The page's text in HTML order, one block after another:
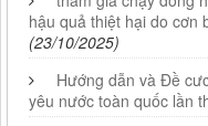
hậu quả thiệt hại do cơn
(23/10/2025)
Hướng dẫn và Đề
yêu nước toàn quốc lần